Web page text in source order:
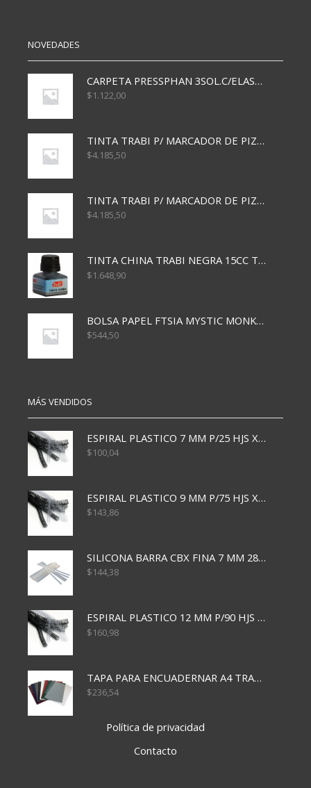
NOVEDADES
CARPETA PRESSPHAN 3SOL.C/ELAST MARRON A4 P01A
$1.122,00
TINTA TRABI P/ MARCADOR DE PIZARRA x30ml AZUL
$4.185,50
TINTA TRABI P/ MARCADOR DE PIZARRA x30ml ROJO
$4.185,50
TINTA CHINA TRABI NEGRA 15CC TR3460
$1.648,90
BOLSA PAPEL FTSIA MYSTIC MONKEY 14/08/20
$544,50
MÁS VENDIDOS
ESPIRAL PLASTICO 7 MM P/25 HJS X50x3000
$100,04
ESPIRAL PLASTICO 9 MM P/75 HJS X50X2400
$143,86
SILICONA BARRA CBX FINA 7 MM 28 CM
$144,38
ESPIRAL PLASTICO 12 MM P/90 HJS X50X1500
$160,98
TAPA PARA ENCUADERNAR A4 TRANSP x50x500
$236,54
Política de privacidad
Contacto